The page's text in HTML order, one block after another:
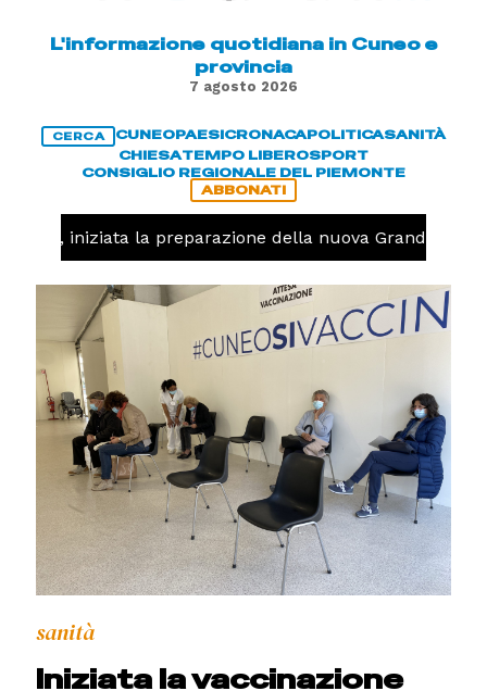
L'informazione quotidiana in Cuneo e
provincia
7 agosto 2026
CERCA CUNEOPAESICRONACAPOLITICASANITÀ
CHIESATEMPO LIBEROSPORT
CONSIGLIO REGIONALE DEL PIEMONTE
ABBONATI
iniziata la preparazione della nuova Granda Volley
sanità
Iniziata la vaccinazione